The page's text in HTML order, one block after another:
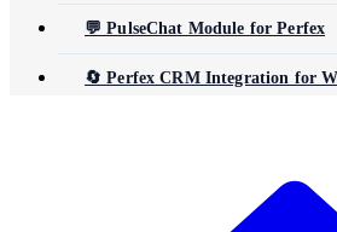
💬 PulseChat Module for Perfex
🔄 Perfex CRM Integration for